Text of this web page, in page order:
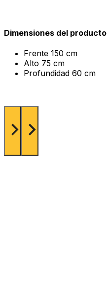
Dimensiones del producto
Frente 150 cm
Alto 75 cm
Profundidad 60 cm